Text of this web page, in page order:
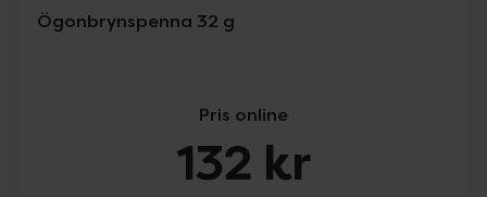
Ögonbrynspenna 32 g
Pris online
132 kr